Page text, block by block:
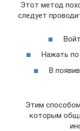
Этот метод
следует
Нажать
В
Этим
которым